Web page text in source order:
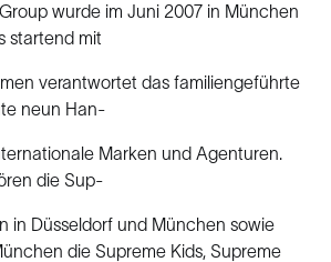
wurde im Juni 2007 in München
startend mit
verantwortet das familiengeführte
neun Han-
Marken und Agenturen.
die Sup-
in Düsseldorf und München sowie
die Supreme Kids, Supreme